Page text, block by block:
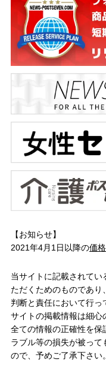
【お知らせ】
2021年4月1日以降の価
当サイトに記載されて
ただくためのものであ
判断と責任において行っ
サイトの掲載情報は細心
全ての情報の正確性を保
ラブル等の損失が被っ
ので、予めご了承下さい。